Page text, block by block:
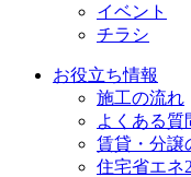
イベント
チラシ
お役立ち情報
施工の流れ
よくある質
賃貸・分譲
住宅省エネ